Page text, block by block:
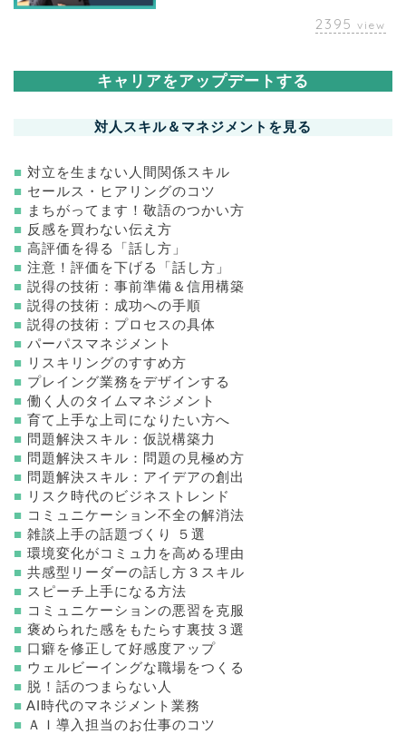
2395 view
キャリアをアップデートする
対人スキル＆マネジメントを見る
■ 対立を生まない人間関係スキル
■ セールス・ヒアリングのコツ
■ まちがってます！敬語のつかい方
■ 反感を買わない伝え方
■ 高評価を得る「話し方」
■ 注意！評価を下げる「話し方」
■ 説得の技術：事前準備＆信用構築
■ 説得の技術：成功への手順
■ 説得の技術：プロセスの具体
■ パーパスマネジメント
■ リスキリングのすすめ方
■ プレイング業務をデザインする
■ 働く人のタイムマネジメント
■ 育て上手な上司になりたい方へ
■ 問題解決スキル：仮説構築力
■ 問題解決スキル：問題の見極め方
■ 問題解決スキル：アイデアの創出
■ リスク時代のビジネストレンド
■ コミュニケーション不全の解消法
■ 雑談上手の話題づくり ５選
■ 環境変化がコミュ力を高める理由
■ 共感型リーダーの話し方３スキル
■ スピーチ上手になる方法
■ コミュニケーションの悪習を克服
■ 褒められた感をもたらす裏技３選
■ 口癖を修正して好感度アップ
■ ウェルビーイングな職場をつくる
■ 脱！話のつまらない人
■ AI時代のマネジメント業務
■ ＡＩ導入担当のお仕事のコツ